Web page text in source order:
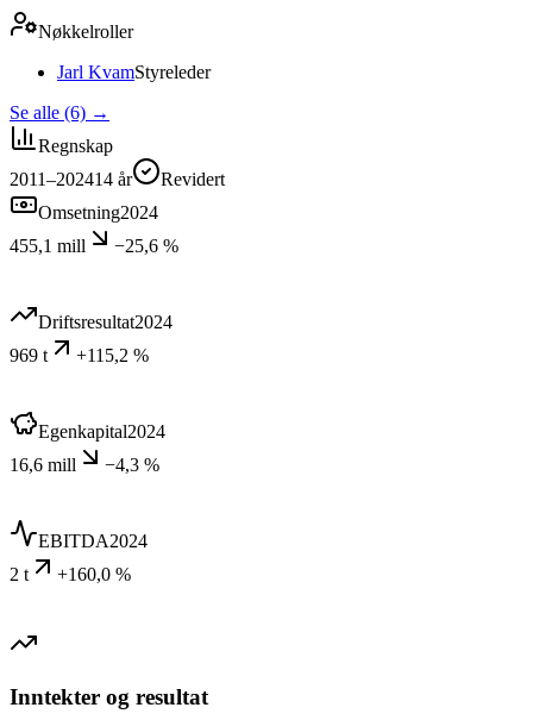
Nøkkelroller
Jarl KvamStyreleder
Se alle (6) →
Regnskap
2011–202414 år
Revidert
Omsetning2024
455,1 mill
−25,6 %
Driftsresultat2024
969 t
+115,2 %
Egenkapital2024
16,6 mill
−4,3 %
EBITDA2024
2 t
+160,0 %
Inntekter og resultat